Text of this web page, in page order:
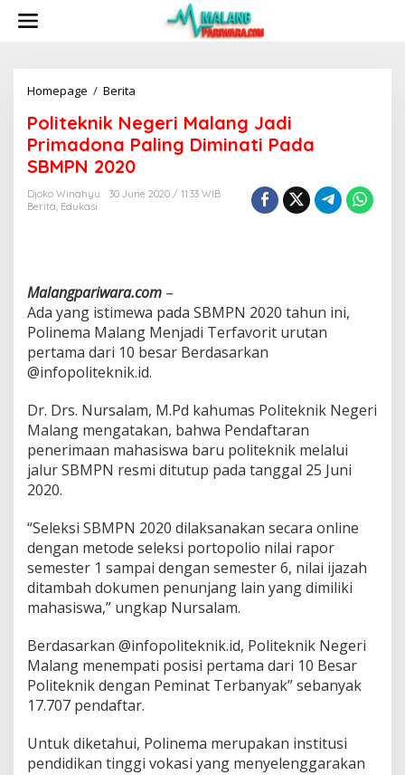
Homepage / Berita
l
i
k
g
e
r
i
M
a
n
g
J
a
i
m
a
d
o
a
P
l
i
D
Politeknik Negeri Malang Jadi
Primadona Paling Diminati Pada
SBMPN 2020
Djoko Winahyu
30 June 2020 / 11:33 WIB
Berita, Edukasi
Malangpariwara.com –
Ada yang istimewa pada SBMPN 2020 tahun ini,
Polinema Malang Menjadi Terfavorit urutan
pertama dari 10 besar Berdasarkan
@infopoliteknik.id.
Dr. Drs. Nursalam, M.Pd kahumas Politeknik Negeri
Malang mengatakan, bahwa Pendaftaran
penerimaan mahasiswa baru politeknik melalui
jalur SBMPN resmi ditutup pada tanggal 25 Juni
2020.
“Seleksi SBMPN 2020 dilaksanakan secara online
dengan metode seleksi portopolio nilai rapor
semester 1 sampai dengan semester 6, nilai ijazah
ditambah dokumen penunjang lain yang dimiliki
mahasiswa,” ungkap Nursalam.
Berdasarkan @infopoliteknik.id, Politeknik Negeri
Malang menempati posisi pertama dari 10 Besar
Politeknik dengan Peminat Terbanyak” sebanyak
17.707 pendaftar.
Untuk diketahui, Polinema merupakan institusi
pendidikan tinggi vokasi yang menyelenggarakan